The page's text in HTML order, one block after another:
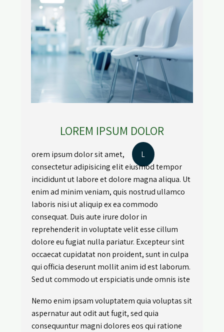
LOREM IPSUM DOLOR
L
orem ipsum dolor sit amet,
consectetur adipisicing elit eiusmod tempor
incididunt ut labore et dolore magna aliqua. Ut
enim ad minim veniam, quis nostrud ullamco
laboris nisi ut aliquip ex ea commodo
consequat. Duis aute irure dolor in
reprehenderit in voluptate velit esse cillum
dolore eu fugiat nulla pariatur. Excepteur sint
occaecat cupidatat non proident, sunt in culpa
qui officia deserunt mollit anim id est laborum.
Sed ut commodo ut erspiciatis unde omnis iste
Nemo enim ipsam voluptatem quia voluptas sit
aspernatur aut odit aut fugit, sed quia
consequuntur magni dolores eos qui ratione